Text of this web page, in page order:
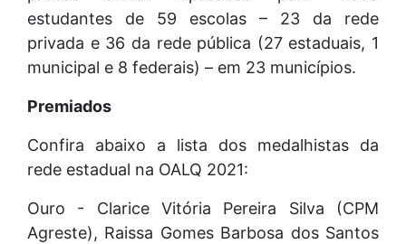
estudantes de 59 escolas – 23 da rede
privada e 36 da rede pública (27 estaduais, 1
municipal e 8 federais) – em 23 municípios.
Premiados
Confira abaixo a lista dos medalhistas da
rede estadual na OALQ 2021:
Ouro - Clarice Vitória Pereira Silva (CPM
Agreste), Raissa Gomes Barbosa dos Santos